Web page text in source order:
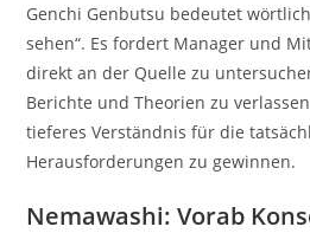
Genchi Genbutsu bedeutet
sehen“. Es fordert Manager und
direkt an der Quelle zu
Berichte und Theorien zu
tieferes Verständnis für die
Herausforderungen zu gewinnen.
Nemawashi: Vorab